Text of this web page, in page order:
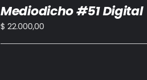
Mediodicho #51 Digital
$ 22.000,00